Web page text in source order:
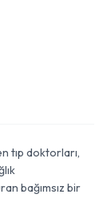
tıp doktorları,
bağımsız bir